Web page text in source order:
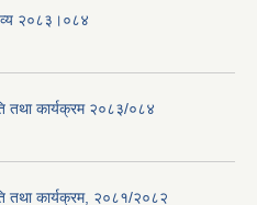
२०८३।०८४
तथा कार्यक्रम २०८३/०८४
तथा कार्यक्रम, २०८१/२०८२